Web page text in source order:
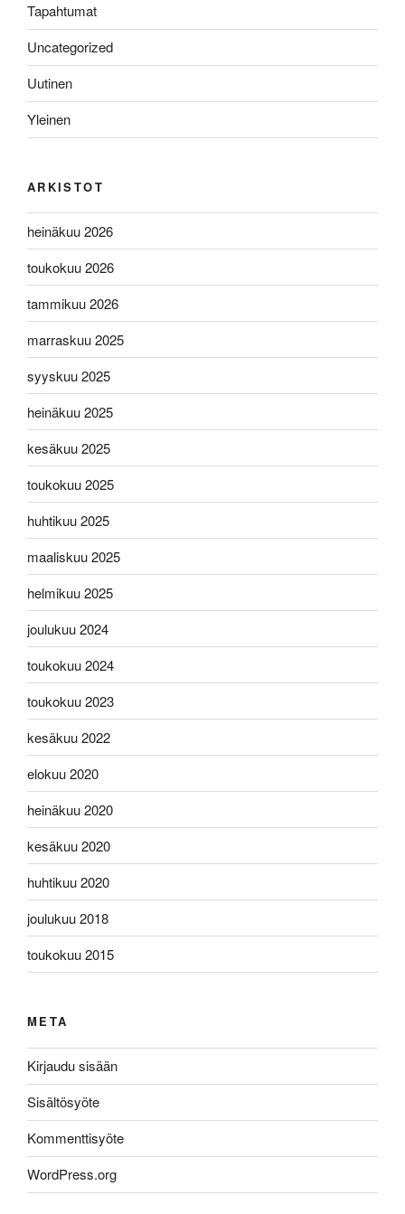
Tapahtumat
Uncategorized
Uutinen
Yleinen
ARKISTOT
heinäkuu 2026
toukokuu 2026
tammikuu 2026
marraskuu 2025
syyskuu 2025
heinäkuu 2025
kesäkuu 2025
toukokuu 2025
huhtikuu 2025
maaliskuu 2025
helmikuu 2025
joulukuu 2024
toukokuu 2024
toukokuu 2023
kesäkuu 2022
elokuu 2020
heinäkuu 2020
kesäkuu 2020
huhtikuu 2020
joulukuu 2018
toukokuu 2015
META
Kirjaudu sisään
Sisältösyöte
Kommenttisyöte
WordPress.org